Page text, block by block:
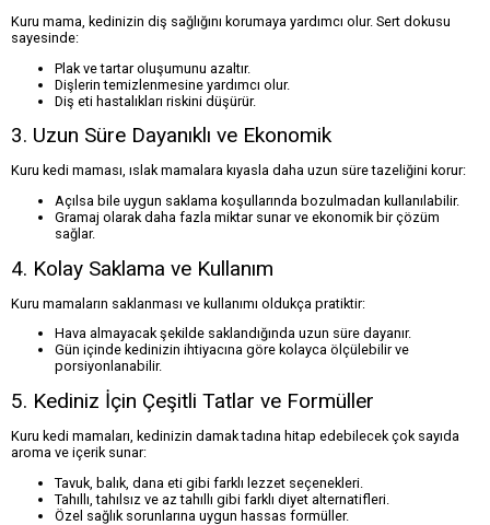
Kuru mama, kedinizin diş sağlığını korumaya yardımcı olur. Sert dokusu
sayesinde:
Plak ve tartar oluşumunu azaltır.
Dişlerin temizlenmesine yardımcı olur.
Diş eti hastalıkları riskini düşürür.
3. Uzun Süre Dayanıklı ve Ekonomik
Kuru kedi maması, ıslak mamalara kıyasla daha uzun süre tazeliğini korur:
Açılsa bile uygun saklama koşullarında bozulmadan kullanılabilir.
Gramaj olarak daha fazla miktar sunar ve ekonomik bir çözüm
sağlar.
4. Kolay Saklama ve Kullanım
Kuru mamaların saklanması ve kullanımı oldukça pratiktir:
Hava almayacak şekilde saklandığında uzun süre dayanır.
Gün içinde kedinizin ihtiyacına göre kolayca ölçülebilir ve
porsiyonlanabilir.
5. Kediniz İçin Çeşitli Tatlar ve Formüller
Kuru kedi mamaları, kedinizin damak tadına hitap edebilecek çok sayıda
aroma ve içerik sunar:
Tavuk, balık, dana eti gibi farklı lezzet seçenekleri.
Tahıllı, tahılsız ve az tahıllı gibi farklı diyet alternatifleri.
Özel sağlık sorunlarına uygun hassas formüller.